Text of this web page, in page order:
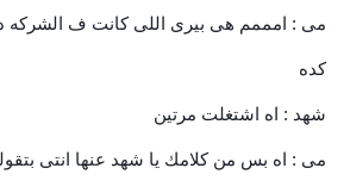
مى : امممم هى بيرى اللى كانت ف الشركه
كده
شهد : اه اشتغلت مرتين
مى : اه بس من كلامك يا شهد عنها انتى